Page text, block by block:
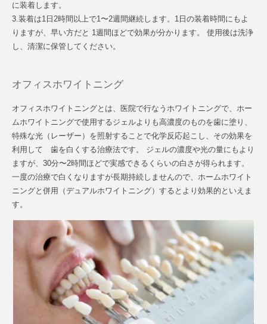
に装着します。
3.装着は1日2時間以上で1〜2週間継続します。1日の装着時間にもよ
りますが、早い方だと 1週間ほどで効果が分かります。 使用後は洗浄
し、清潔に保管してください。
オフィスホワイトニング
オフィスホワイトニングとは、医院で行なうホワイトニングで、ホー
ムホワイトニングで使用するジェルよりも高濃度のものを歯に塗り、
特殊な光（レーザー）を照射することで化学反応起こし、その効果を
利用して 歯を白くする治療法です。 ジェルの濃度や光の量にもより
ますが、30分〜2時間ほどで実感できるくらいの白さが得られます。
一度の治療で白くなりますが長期持続しませんので、ホームホワイト
ニングと併用（デュアルホワイトニング）するとより効果的といえま
す。